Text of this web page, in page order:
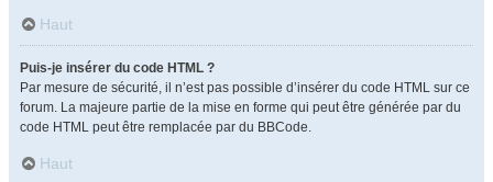
Haut
Puis-je insérer du code HTML ?
Par mesure de sécurité, il n’est pas possible d’insérer du code HTML sur ce
forum. La majeure partie de la mise en forme qui peut être générée par du
code HTML peut être remplacée par du BBCode.
Haut